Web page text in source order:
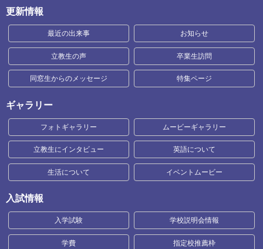
更新情報
最近の出来事 お知らせ
立教生の声 卒業生訪問
同窓生からのメッセージ 特集ページ
ギャラリー
フォトギャラリー ムービーギャラリー
立教生にインタビュー 英語について
生活について イベントムービー
入試情報
入学試験 学校説明会情報
学費 指定校推薦枠